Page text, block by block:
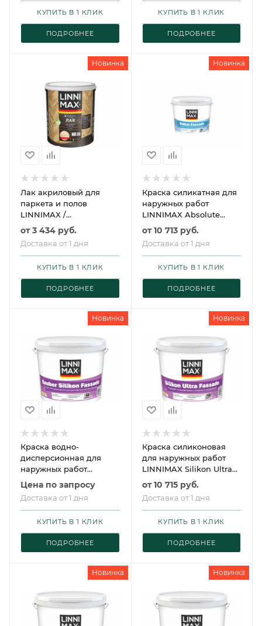
ПОДРОБНЕЕ
КУПИТЬ В 1 КЛИК
ПОДРОБНЕЕ
КУПИТЬ В 1 КЛИК
Новинка
Лак акриловый для
паркета и полов
LINNIMAX /
ЛИННИМАКС Аква Лак
от3 434 руб.
Доставка от 1 дня
ПОДРОБНЕЕ
КУПИТЬ В 1 КЛИК
Новинка
Краска силикатная для
наружных работ
LINNIMAX Absolute
Silikat Fassade /
ЛИННИМАКС Абсолют
Силикат Фасад
от10 713 руб.
Доставка от 1 дня
ПОДРОБНЕЕ
КУПИТЬ В 1 КЛИК
Новинка
Краска водно-
дисперсионная для
наружных работ
LINNIMAX Sauber Silikon
Fassade / ЛИННИМАКС
Заубер Силикон
Фассаде
Цена по запросу
Доставка от 1 дня
ПОДРОБНЕЕ
КУПИТЬ В 1 КЛИК
Новинка
Краска силиконовая
для наружных работ
LINNIMAX Silikon Ultra
Fassade / ЛИННИМАКС
Силикон Ультра Фасад
от10 715 руб.
Доставка от 1 дня
ПОДРОБНЕЕ
КУПИТЬ В 1 КЛИК
Новинка Новинка